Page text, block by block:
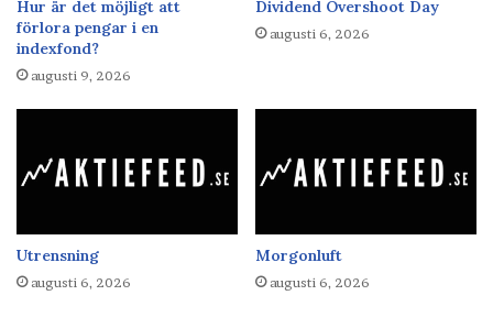
Hur är det möjligt att
förlora pengar i en
indexfond?
augusti 9, 2026
Dividend Overshoot Day
augusti 6, 2026
Utrensning
augusti 6, 2026
Morgonluft
augusti 6, 2026